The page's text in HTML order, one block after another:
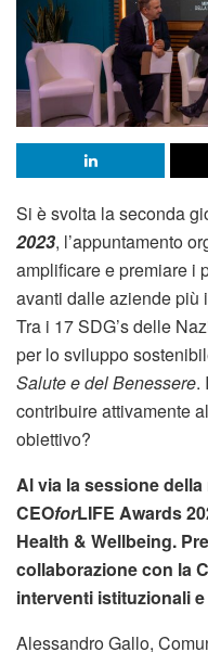
Si è svolta la seconda
2023, l’appuntamento
amplificare e premiare i
avanti dalle aziende più
Tra i 17 SDG’s delle
per lo sviluppo
Salute e del Benessere.
contribuire attivamente
obiettivo?
Al via la sessione
CEOforLIFE Awards
Health & Wellbeing.
collaborazione con la
interventi istituzionali
Alessandro Gallo,